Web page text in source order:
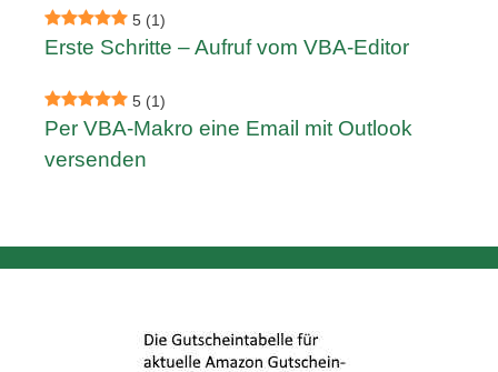
5 (1)
Erste Schritte – Aufruf vom VBA-Editor
5 (1)
Per VBA-Makro eine Email mit Outlook
versenden